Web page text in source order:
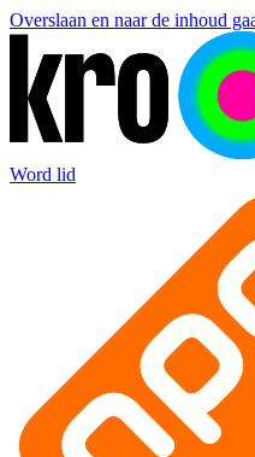
Overslaan en naar de inhoud
Word lid